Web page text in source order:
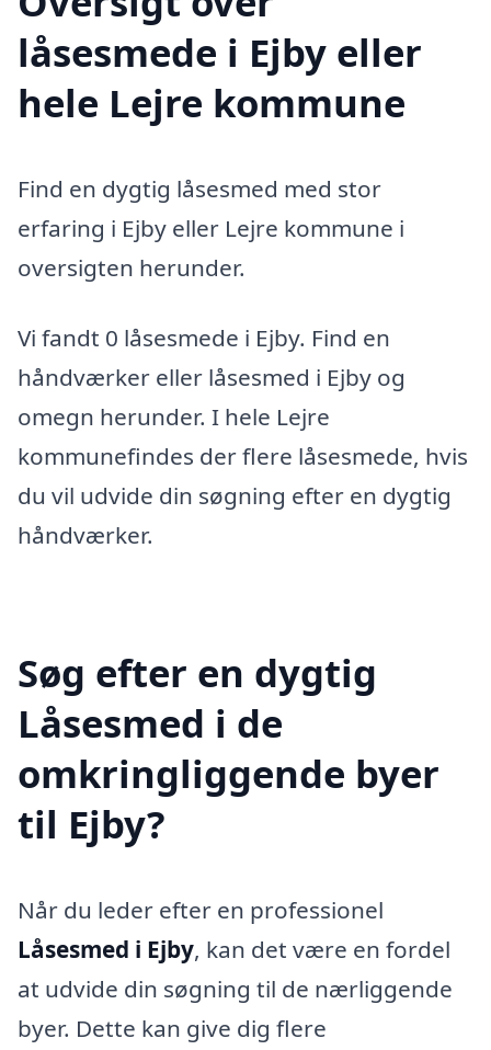
låsesmede i Ejby eller
hele Lejre kommune
Find en dygtig låsesmed med stor
erfaring i Ejby eller Lejre kommune i
oversigten herunder.
Vi fandt 0 låsesmede i Ejby. Find en
håndværker eller låsesmed i Ejby og
omegn herunder. I hele Lejre
kommunefindes der flere låsesmede, hvis
du vil udvide din søgning efter en dygtig
håndværker.
Søg efter en dygtig
Låsesmed i de
omkringliggende byer
til Ejby?
Når du leder efter en professionel
Låsesmed i Ejby, kan det være en fordel
at udvide din søgning til de nærliggende
byer. Dette kan give dig flere